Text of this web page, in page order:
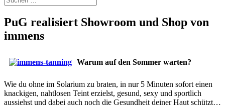
PuG realisiert Showroom und Shop von
immens
Warum auf den Sommer warten?
Wie du ohne im Solarium zu braten, in nur 5 Minuten sofort einen
knackigen, nahtlosen Teint erzielst, gesund, sexy und sportlich
aussiehst und dabei auch noch die Gesundheit deiner Haut schützt…